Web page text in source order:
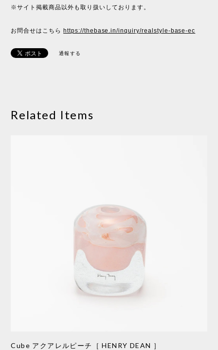
※サイト掲載商品以外も取り扱いしております。
お問合せはこちらhttps://thebase.in/inquiry/realstyle-base-ec
通報する
Related Items
Cube アクアレルピーチ［ HENRY DEAN ］